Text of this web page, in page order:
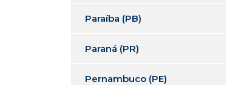
Paraíba (PB)
Paraná (PR)
Pernambuco (PE)